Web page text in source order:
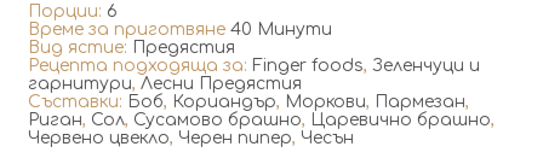
Порции: 6
Време за приготвяне 40 Минути
Вид ястие: Предястия
Рецепта подходяща за: Finger foods, Зеленчуци и
гарнитури, Лесни Предястия
Съставки: Боб, Кориандър, Моркови, Пармезан,
Риган, Сол, Сусамово брашно, Царевично брашно,
Червено цвекло, Черен пипер, Чесън